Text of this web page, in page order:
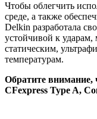
Чтобы облегчить
среде, а также
Delkin разработала
устойчивой к ударам,
статическим,
температурам.
Обратите внимание,
CFexpress Type A,